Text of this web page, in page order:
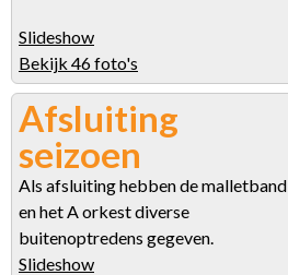
Slideshow
Bekijk 46 foto's
Afsluiting
seizoen
Als afsluiting hebben de malletband
en het A orkest diverse
buitenoptredens gegeven.
Slideshow